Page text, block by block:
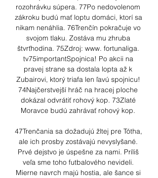
rozohrávku súpera. 77Po nedovolenom
zákroku budú mať loptu domáci, ktorí sa
nikam nenáhlia. 76Trenčín pokračuje vo
svojom tlaku. Zostáva mu zhruba
štvrťhodina. 75Zdroj: www. fortunaliga.
tv75importantSpojnica! Po akcii na
pravej strane sa dostala lopta až k
Zubairovi, ktorý triafa len ľavú spojnicu!
74Najčerstvejší hráč na hracej ploche
dokázal odvrátiť rohový kop. 73Zlaté
Moravce budú zahrávať rohový kop.
47Trenčania sa dožadujú žltej pre Tótha,
ale ich prosby zostávajú nevyslyšané.
Prvé dejstvo je úspešne za nami. Príliš
veľa sme toho futbalového nevideli.
Mierne navrch majú hostia, ale šance si